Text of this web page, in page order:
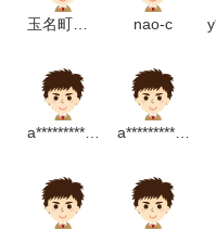
インターネットやテレビや
見かけるたびに感激して
人」をよろしくお願い致し
す。解像度300以上。
※2026年5月頃からベクタ
玉名町小学校 nao-c
a************p a*******************m